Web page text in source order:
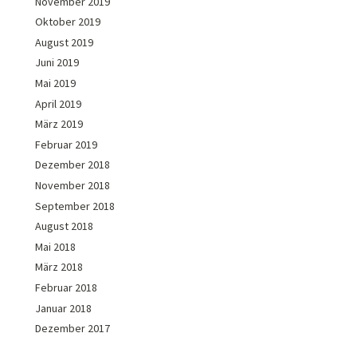
Oktober 2019
August 2019
Juni 2019
Mai 2019
April 2019
März 2019
Februar 2019
Dezember 2018
November 2018
September 2018
August 2018
Mai 2018
März 2018
Februar 2018
Januar 2018
Dezember 2017